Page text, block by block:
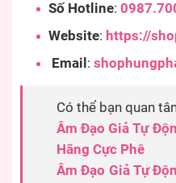
Số Hotline:
Website: https://
Email :
Có thể bạn quan
Âm Đạo Giả Tự
Hãng Cực Phê
Âm Đạo Giả Tự